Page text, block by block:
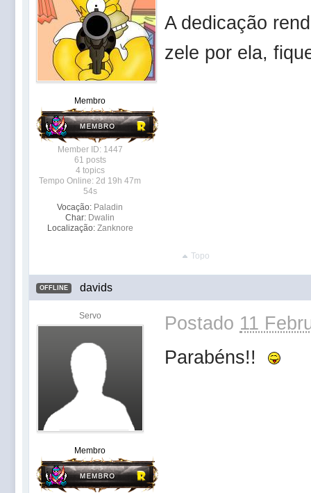
Membro
Member ID: 1447
61 posts
4 topics
Tempo Online: 2d 19h 47m
54s
Vocação: Paladin
Char: Dwalin
Localização: Zanknore
A dedicação
zele por ela,
Topo
OFFLINE davids
Servo
Membro
Postado 11
Parabéns!!